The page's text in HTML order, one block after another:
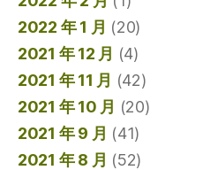
2022 年 1 月 (20)
2021 年 12 月 (4)
2021 年 11 月 (42)
2021 年 10 月 (20)
2021 年 9 月 (41)
2021 年 8 月 (52)